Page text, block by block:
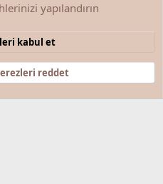
politikası
2025 XenForo Ltd.
yapılandırın
kabul et
reddet